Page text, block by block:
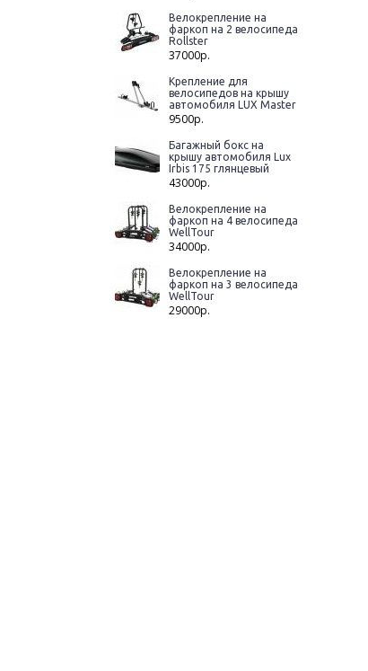
Велокрепление на
фаркоп на 2 велосипеда
Rollster
37000р.
Крепление для
велосипедов на крышу
автомобиля LUX Master
9500р.
Багажный бокс на
крышу автомобиля Lux
Irbis 175 глянцевый
43000р.
Велокрепление на
фаркоп на 4 велосипеда
WellTour
34000р.
Велокрепление на
фаркоп на 3 велосипеда
WellTour
29000р.